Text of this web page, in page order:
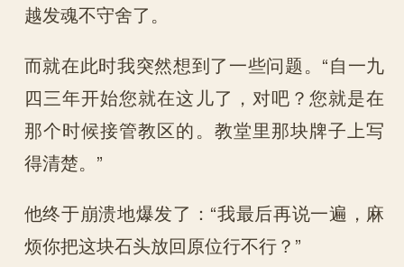
越发魂不守舍了。
而就在此时我突然想到了一些问题。“自一九
四三年开始您就在这儿了，对吧？您就是在
那个时候接管教区的。教堂里那块牌子上写
得清楚。”
他终于崩溃地爆发了：“我最后再说一遍，麻
烦你把这块石头放回原位行不行？”